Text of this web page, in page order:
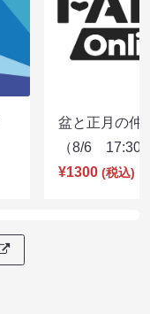
盆と正月の仲
（8/6 17:30
¥1300 (税込)